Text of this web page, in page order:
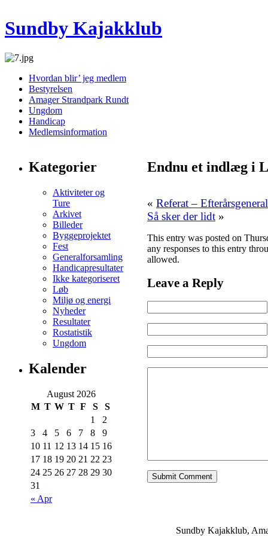
Sundby Kajakklub
Hvordan blir’ jeg medlem
Bestyrelsen
Amager Strandpark Rundt
Ungdom
Handicap
Medlemsinformation
Kategorier
Aktiviteter og
Ture
Arkivet
Billeder
Byggeprojektet
Fest
Generalforsamling
Handicapresultater
Ikke kategoriseret
Løb
Miljø og energi
Nyheder
Resultater
Rostatistik
Ungdom
Kalender
August 2026
M T W T F S S
« Apr
1
2
3
4 5 6 7 8
9
10 11 12 13 14 15 16
17 18 19 20 21 22 23
24 25 26 27 28 29 30
31
Endnu et indlæg i
« Referat –
Så sker der lidt »
This entry was posted on
any responses to this entry
allowed.
Leave a Reply
Sundby Kajakklub,